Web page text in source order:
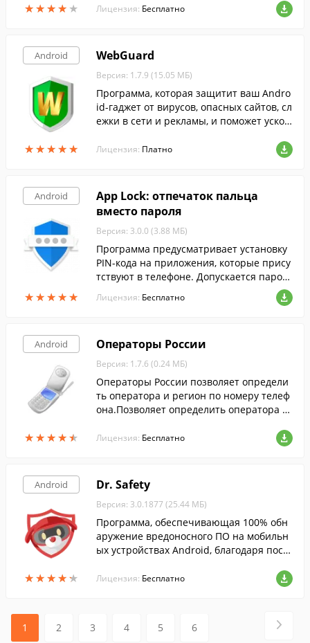
★★★★ ★
★★★★ ★ Лицензия: Бесплатно
Android
★★★★★
★★★★★
WebGuard
Версия: 1.7.9 (15.05 МБ)
Программа, которая защитит ваш Andro
id-гаджет от вирусов, опасных сайтов, сл
ежки в сети и рекламы, и поможет ускор
ете и обеспечить анонимность в сети.
Лицензия: Платно
Android
★★★★★
★★★★★
App Lock: отпечаток пальца
вместо пароля
Версия: 3.0.0 (3.88 МБ)
Программа предусматривает установку
PIN-кода на приложения, которые прису
тствуют в телефоне. Допускается парол
ь в виде рисунка, отпечатка пальца, фра
зы, жеста.
Лицензия: Бесплатно
Android
★★★★★
★★★★★
Операторы России
Версия: 1.7.6 (0.24 МБ)
Операторы России позволяет определи
ть оператора и регион по номеру телеф
она.Позволяет определить оператора п
ы.
Лицензия: Бесплатно
Android
★★★★★
★★★★★
Dr. Safety
Версия: 3.0.1877 (25.44 МБ)
Программа, обеспечивающая 100% обн
аружение вредоносного ПО на мобильн
ых устройствах Android, благодаря пост
нных, основанной на облачных технолог
Лицензия: Бесплатно
1 2 3 4 5 6